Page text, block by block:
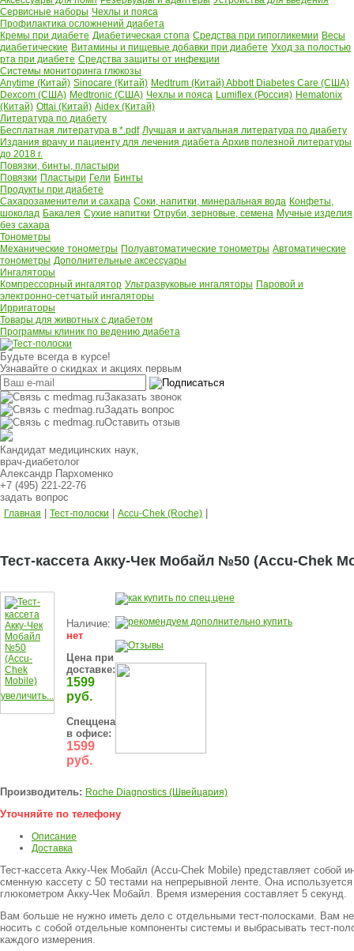
Сервисные наборы Чехлы и пояса
Профилактика осложнений диабета
Кремы при диабете Диабетическая стопа Средства при гипогликемии Весы
диабетические Витамины и пищевые добавки при диабете Уход за полостью
рта при диабете Средства защиты от инфекции
Системы мониторинга глюкозы
Anytime (Китай) Sinocare (Китай) Medtrum (Китай)Abbott Diabetes Care (США)
Dexcom (США) Medtronic (США) Чехлы и пояса Lumiflex (Россия) Hematonix
(Китай) Ottai (Китай) Aidex (Китай)
Литература по диабету
Бесплатная литература в *.pdf Лучшая и актуальная литература по диабету
Издания врачу и пациенту для лечения диабета Архив полезной литературы
до 2018 г.
Повязки, бинты, пластыри
Повязки Пластыри Гели Бинты
Продукты при диабете
Сахарозаменители и сахара Соки, напитки, минеральная вода Конфеты,
шоколад Бакалея Сухие напитки Отруби, зерновые, семена Мучные изделия
без сахара
Тонометры
Механические тонометры Полуавтоматические тонометры Автоматические
тонометры Дополнительные аксессуары
Ингаляторы
Компрессорный ингалятор Ультразвуковые ингаляторы Паровой и
электронно-сетчатый ингаляторы
Ирригаторы
Товары для животных с диабетом
Программы клиник по ведению диабета
Будьте всегда в курсе!
Узнавайте о скидках и акциях первым
Заказать звонок
Задать вопрос
Оставить отзыв
Кандидат медицинских наук,
врач-диабетолог
Александр Пархоменко
+7 (495) 221-22-76
задать вопрос
Главная Тест-полоски Accu-Chek (Roche)
Тест-кассета Акку-Чек Мобайл №50 (Accu-Chek
увеличить...
Наличие:
нет
Цена при
доставке:
1599
руб.
Спеццена
в офисе:
1599
руб.
Производитель: Roche Diagnostics (Швейцария)
Уточняйте по телефону
Описание
Доставка
Тест-кассета Акку-Чек Мобайл (Accu-Chek Mobile) представляет собой
сменную кассету с 50 тестами на непрерывной ленте. Она
глюкометром Акку-Чек Мобайл. Время измерения составляет 5 секунд.
Вам больше не нужно иметь дело с отдельными тест-полосками. Вам
носить с собой отдельные компоненты системы и выбрасывать тест-
каждого измерения.